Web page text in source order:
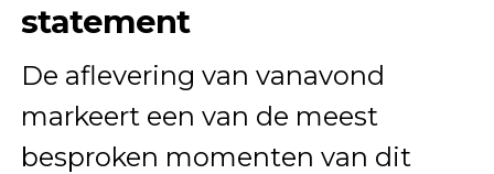
statement
De aflevering van vanavond
markeert een van de meest
besproken momenten van dit